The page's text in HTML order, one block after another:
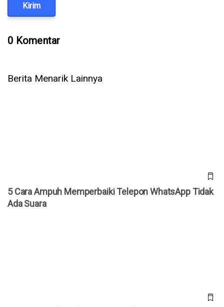
Kirim
0 Komentar
Berita Menarik Lainnya
5 Cara Ampuh Memperbaiki Telepon WhatsApp Tidak
Ada Suara